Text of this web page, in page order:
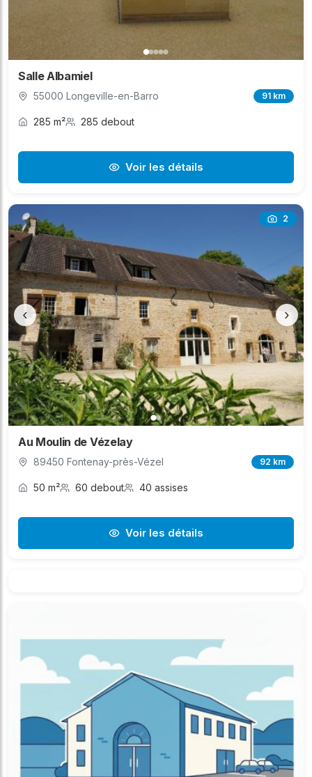
Salle Albamiel
55000 Longeville-en-Barro 91 km
285 m² 285 debout
Voir les détails
2
‹ ›
Au Moulin de Vézelay
89450 Fontenay-près-Vézel 92 km
50 m² 60 debout 40 assises
Voir les détails